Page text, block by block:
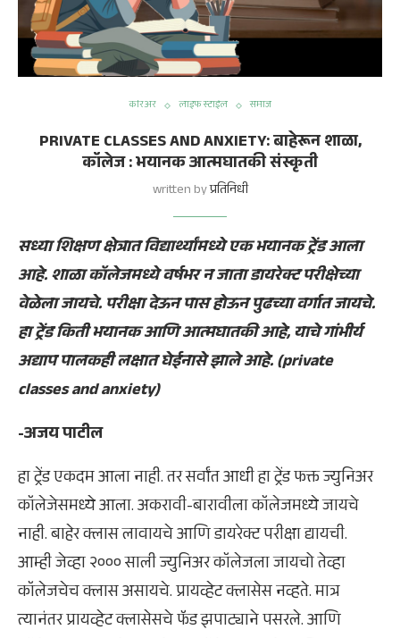
करिअर लाइफ स्टाईल समाज
PRIVATE CLASSES AND ANXIETY: बाहेरून शाळा,
कॉलेज : भयानक आत्मघातकी संस्कृती
written byप्रतिनिधी
सध्या शिक्षण क्षेत्रात विद्यार्थ्यांमध्ये एक भयानक ट्रेंड आला
आहे. शाळा कॉलेजमध्ये वर्षभर न जाता डायरेक्ट परीक्षेच्या
वेळेला जायचे. परीक्षा देऊन पास होऊन पुढच्या वर्गात जायचे.
हा ट्रेंड किती भयानक आणि आत्मघातकी आहे, याचे गांभीर्य
अद्याप पालकही लक्षात घेईनासे झाले आहे. (private
classes and anxiety)
-अजय पाटील
हा ट्रेंड एकदम आला नाही. तर सर्वांत आधी हा ट्रेंड फक्त ज्युनिअर
कॉलेजेसमध्ये आला. अकरावी-बारावीला कॉलेजमध्ये जायचे
नाही. बाहेर क्लास लावायचे आणि डायरेक्ट परीक्षा द्यायची.
आम्ही जेव्हा २००० साली ज्युनिअर कॉलेजला जायचो तेव्हा
कॉलेजचेच क्लास असायचे. प्रायव्हेट क्लासेस नव्हते. मात्र
त्यानंतर प्रायव्हेट क्लासेसचे फॅड झपाट्याने पसरले. आणि